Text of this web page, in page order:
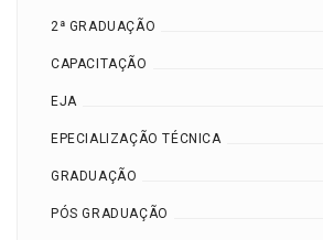
2ª GRADUAÇÃO
CAPACITAÇÃO
EJA
EPECIALIZAÇÃO TÉCNICA
GRADUAÇÃO
PÓS GRADUAÇÃO